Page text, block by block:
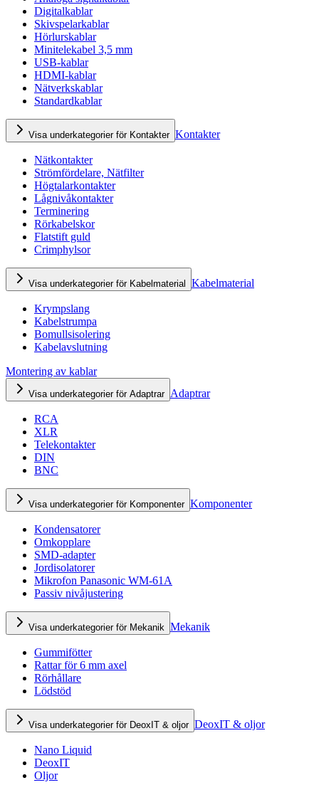
Digitalkablar
Skivspelarkablar
Hörlurskablar
Minitelekabel 3,5 mm
USB-kablar
HDMI-kablar
Nätverkskablar
Standardkablar
Visa underkategorier för Kontakter Kontakter
Nätkontakter
Strömfördelare, Nätfilter
Högtalarkontakter
Lågnivåkontakter
Terminering
Rörkabelskor
Flatstift guld
Crimphylsor
Visa underkategorier för Kabelmaterial Kabelmaterial
Krympslang
Kabelstrumpa
Bomullsisolering
Kabelavslutning
Montering av kablar
Visa underkategorier för Adaptrar Adaptrar
RCA
XLR
Telekontakter
DIN
BNC
Visa underkategorier för Komponenter Komponenter
Kondensatorer
Omkopplare
SMD-adapter
Jordisolatorer
Mikrofon Panasonic WM-61A
Passiv nivåjustering
Visa underkategorier för Mekanik Mekanik
Gummifötter
Rattar för 6 mm axel
Rörhållare
Lödstöd
Visa underkategorier för DeoxIT & oljor DeoxIT & oljor
Nano Liquid
DeoxIT
Oljor